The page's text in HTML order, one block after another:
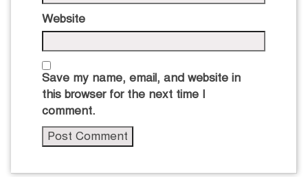
Website
Save my name, email, and website in
this browser for the next time I
comment.